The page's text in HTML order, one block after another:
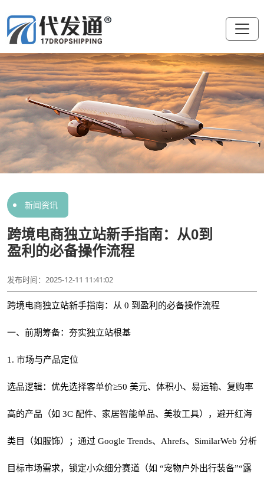
新闻资讯
跨境电商独立站新手指南：从0到
盈利的必备操作流程
发布时间：2025-12-11 11:41:02
跨境电商独立站新手指南：从 0 到盈利的必备操作流程
一、前期筹备：夯实独立站根基
1. 市场与产品定位
选品逻辑：优先选择客单价≥50 美元、体积小、易运输、复购率
高的产品（如 3C 配件、家居智能单品、美妆工具），避开红海
类目（如服饰）；通过 Google Trends、Ahrefs、SimilarWeb 分析
目标市场需求，锁定小众细分赛道（如 “宠物户外出行装备”“露